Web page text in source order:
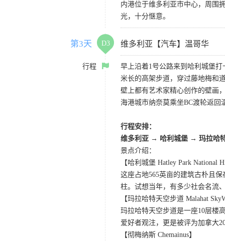
内港位于维多利亚市中心，周围
光，十分惬意。
第3天 D3 维多利亚【汽车】温哥华
行程
早上沿着1号公路来到哈利城堡
米长的高架步道，穿过藤地梅和
壁上都有艺术家精心创作的壁画
海港城市纳奈莫乘坐BC渡轮返回
行程安排：
维多利亚 → 哈利城堡 → 玛拉哈
景点介绍：
【哈利城堡 Hatley Park National
这座占地565英亩的建筑古朴且
柱。试想当年，有多少社会名流
【玛拉哈特天空步道 Malahat
玛拉哈特天空步道是一座10层楼
爱好者观注，更是被评为加拿大
【彻梅纳斯 Chemainus】